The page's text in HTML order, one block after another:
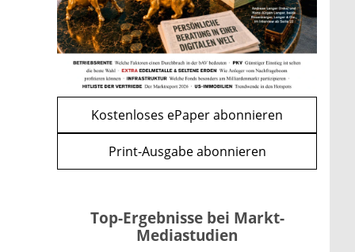
WEITERE ARTIKEL
zurückweiter
mehr
Kostenloses ePaper abonnieren
Print-Ausgabe abonnieren
Top-Ergebnisse bei Markt-
Mediastudien